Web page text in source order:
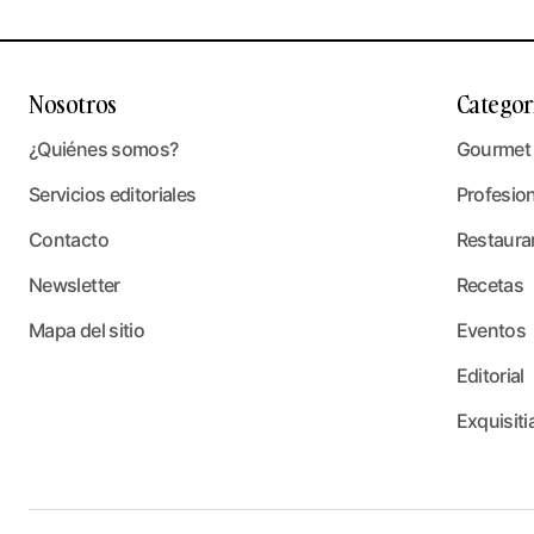
Nosotros
¿Quiénes somos?
Servicios editoriales
Contacto
Newsletter
Mapa del sitio
Gourmet
Recetas
Eventos
Editorial